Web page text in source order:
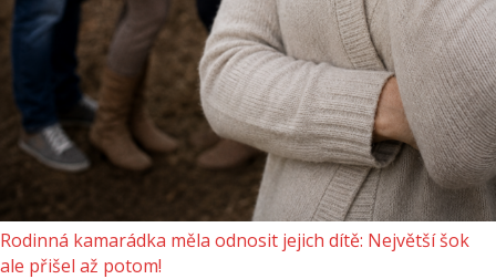
Rodinná kamarádka měla odnosit jejich dítě: Největší šok
ale přišel až potom!